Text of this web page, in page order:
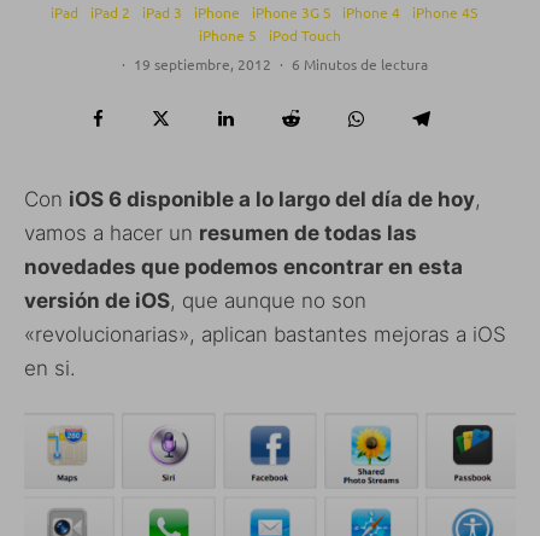
iPad
iPad 2 iPad 3 iPhone iPhone 3G S iPhone 4
iPhone 4S
iPhone 5
iPod Touch
· 19 septiembre, 2012 · 6 Minutos de lectura
Con iOS 6 disponible a lo largo del día de hoy,
vamos a hacer un resumen de todas las
novedades que podemos encontrar en esta
versión de iOS, que aunque no son
«revolucionarias», aplican bastantes mejoras a iOS
en si.